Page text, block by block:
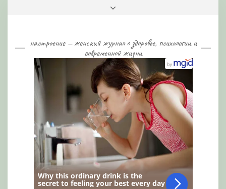
настроение — женский журнал о здоровье, психологии и
современной жизни